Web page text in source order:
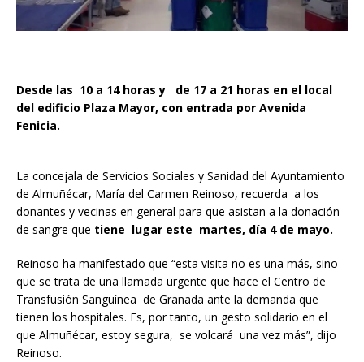
Desde las 10 a 14 horas y de 17 a 21 horas en el local
del edificio Plaza Mayor, con entrada por Avenida
Fenicia.
La concejala de Servicios Sociales y Sanidad del Ayuntamiento
de Almuñécar, María del Carmen Reinoso, recuerda a los
donantes y vecinas en general para que asistan a la donación
de sangre que tiene lugar este martes, día 4 de mayo.
Reinoso ha manifestado que “esta visita no es una más, sino
que se trata de una llamada urgente que hace el Centro de
Transfusión Sanguínea de Granada ante la demanda que
tienen los hospitales. Es, por tanto, un gesto solidario en el
que Almuñécar, estoy segura, se volcará una vez más”, dijo
Reinoso.